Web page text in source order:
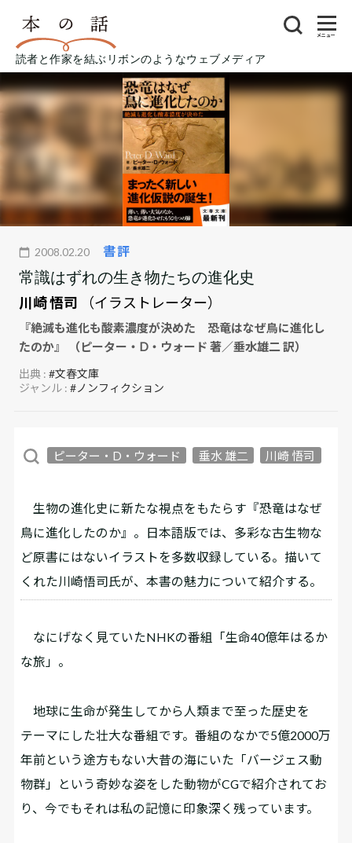
読者と作家を結ぶリボンのようなウェブメディア
メニュー
2008.02.20 書評
常識はずれの生き物たちの進化史
川崎 悟司
（イラストレーター）
『絶滅も進化も酸素濃度が決めた 恐竜はなぜ鳥に進化し
たのか』 （ピーター・D・ウォード 著／垂水雄二 訳）
出典 :#文春文庫
ジャンル :#ノンフィクション
ピーター・D・ウォード 垂水 雄二 川崎 悟司
生物の進化史に新たな視点をもたらす『恐竜はなぜ
鳥に進化したのか』。日本語版では、多彩な古生物な
ど原書にはないイラストを多数収録している。描いて
くれた川崎悟司氏が、本書の魅力について紹介する。
なにげなく見ていたNHKの番組「生命40億年はるか
な旅」。
地球に生命が発生してから人類まで至った歴史を
テーマにした壮大な番組です。番組のなかで5億2000万
年前という途方もない大昔の海にいた「バージェス動
物群」という奇妙な姿をした動物がCGで紹介されてお
り、今でもそれは私の記憶に印象深く残っています。